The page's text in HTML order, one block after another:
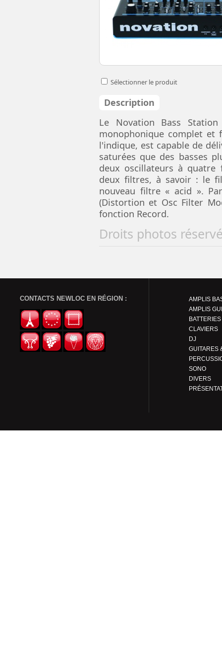
Sélectionner le produit
Description
Le Novation Bass
monophonique complet et
l'indique, est capable de
saturées que des basses
deux oscillateurs à quatre
deux filtres, à savoir : le
nouveau filtre « acid ».
(Distortion et Osc Filter
fonction Record.
Droits photos
CONTACTS NEWLOC EN RÉGION :
AMPLIS
AMPLIS
BATTERIES
CLAVIERS
DJ
SONO
DIVERS